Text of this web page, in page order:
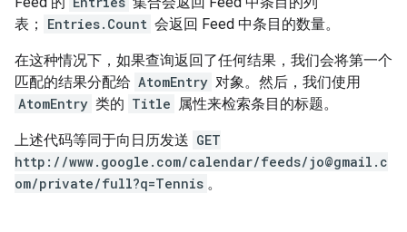
表；
Entries.Count 会返回 Feed 中条目的数量。
在这种情况下，如果查询返回了任何结果，我们会将第一个
匹配的结果分配给 AtomEntry 对象。然后，我们使用
AtomEntry 类的 Title 属性来检索条目的标题。
上述代码等同于向日历发送 GET
http://www.google.com/calendar/feeds/jo@gmail.c
om/private/full?q=Tennis 。